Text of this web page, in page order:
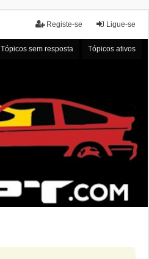
Ligue-se
Registe-se
Tópicos sem resposta Tópicos ativos